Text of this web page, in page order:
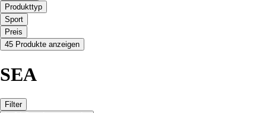
Produkttyp
Sport
Preis
45 Produkte anzeigen
SEA
Filter